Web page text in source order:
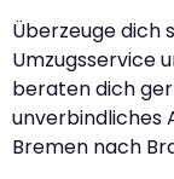
Überzeuge dich
Umzugsservice
beraten dich
unverbindliches
Bremen nach